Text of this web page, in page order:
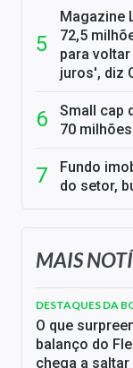
Magazine
72,5
para
juros', diz
Small cap
70
Fundo
do setor,
MAIS
DESTAQUES DA
O que
balanço do
chega a saltar